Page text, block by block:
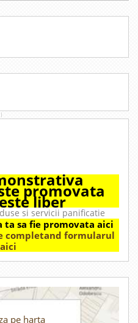
promovata
liber
si servicii panificatie
ta sa fie promovata aici
completand formularul
pe harta